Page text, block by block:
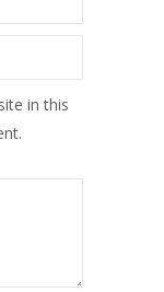
in this